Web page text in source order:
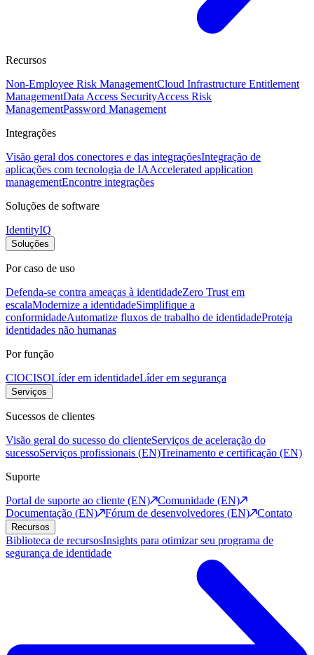
Recursos
Non-Employee Risk ManagementCloud Infrastructure Entitlement
ManagementData Access SecurityAccess Risk
ManagementPassword Management
Integrações
Visão geral dos conectores e das integraçõesIntegração de
aplicações com tecnologia de IAAccelerated application
managementEncontre integrações
Soluções de software
IdentityIQ
Soluções
Por caso de uso
Defenda-se contra ameaças à identidadeZero Trust em
escalaModernize a identidadeSimplifique a
conformidadeAutomatize fluxos de trabalho de identidadeProteja
identidades não humanas
Por função
CIOCISOLíder em identidadeLíder em segurança
Serviços
Sucessos de clientes
Visão geral do sucesso do clienteServiços de aceleração do
sucessoServiços profissionais (EN)Treinamento e certificação (EN)
Suporte
Portal de suporte ao cliente (EN)
Comunidade (EN)
Documentação (EN)
Fórum de desenvolvedores (EN) Contato
Recursos
Biblioteca de recursosInsights para otimizar seu programa de
segurança de identidade